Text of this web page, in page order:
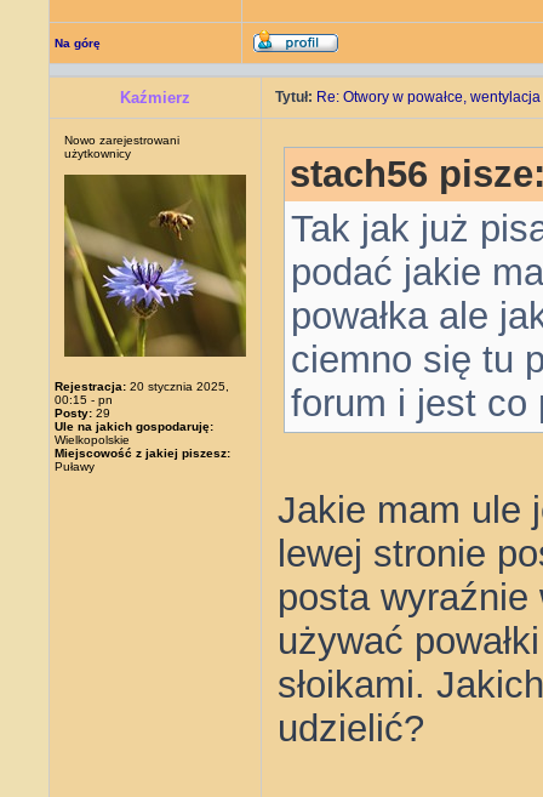
Na górę
Kaźmierz Tytuł: Re: Otwory w powałce, wentylacja
Nowo zarejestrowani
użytkownicy
Rejestracja: 20 stycznia 2025,
00:15 - pn
Posty: 29
Ule na jakich gospodaruję:
Wielkopolskie
Miejscowość z jakiej piszesz:
Puławy
stach56
Tak jak już
podać jakie
powałka ale
ciemno się tu
forum i jest co
Jakie mam ule
lewej stronie
posta
używać
słoikami.
udzielić?